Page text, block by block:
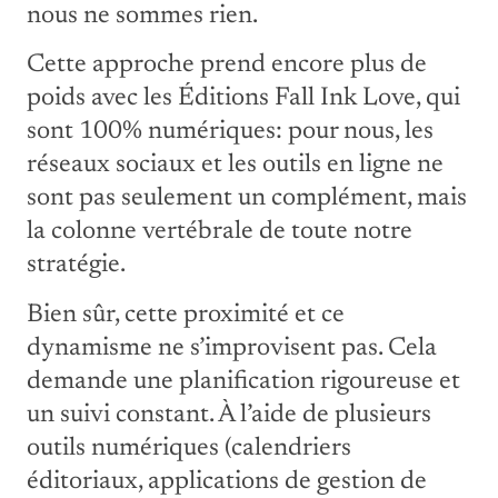
nous ne sommes rien.
Cette approche prend encore plus de
poids avec les Éditions Fall Ink Love, qui
sont 100% numériques: pour nous, les
réseaux sociaux et les outils en ligne ne
sont pas seulement un complément, mais
la colonne vertébrale de toute notre
stratégie.
Bien sûr, cette proximité et ce
dynamisme ne s’improvisent pas. Cela
demande une planification rigoureuse et
un suivi constant. À l’aide de plusieurs
outils numériques (calendriers
éditoriaux, applications de gestion de